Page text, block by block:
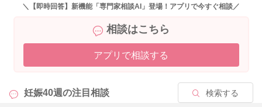
ってみてもないようでしたら、再度刺激をしていただいてもい
ある程度飲めていて、お腹もみたっていそうなのに、それでも
泣き続けるような時には、次のようなことを試されてみるのも
腰からお尻にかけて丸くなれるように、薄手のおくるみで巻い
てあげて、だっこをされてみるのもいいと思います。
＼【即時回答】新機能「専門家相談AI」登場！アプリで今すぐ相談／
相談はこちら
アプリで相談する
妊娠40週の注目相談 検索する